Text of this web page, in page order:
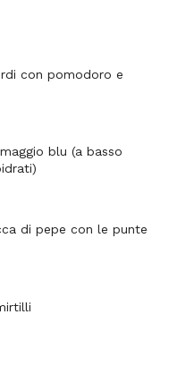
con pomodoro e
blu (a basso
di pepe con le punte